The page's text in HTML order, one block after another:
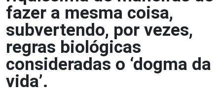
fazer a mesma coisa,
subvertendo, por vezes,
regras biológicas
consideradas o ‘dogma da
vida’.